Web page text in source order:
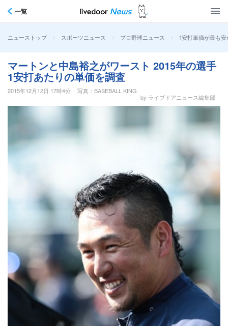
一覧
ニューストップ > スポーツニュース > プロ野球ニュース > 1安打単価が最も
マートンと中島裕之がワースト 2015年の選手
1安打あたりの単価を調査
2015年12月12日 17時4分
写真：BASEBALL KING
by ライブドアニュース編集部